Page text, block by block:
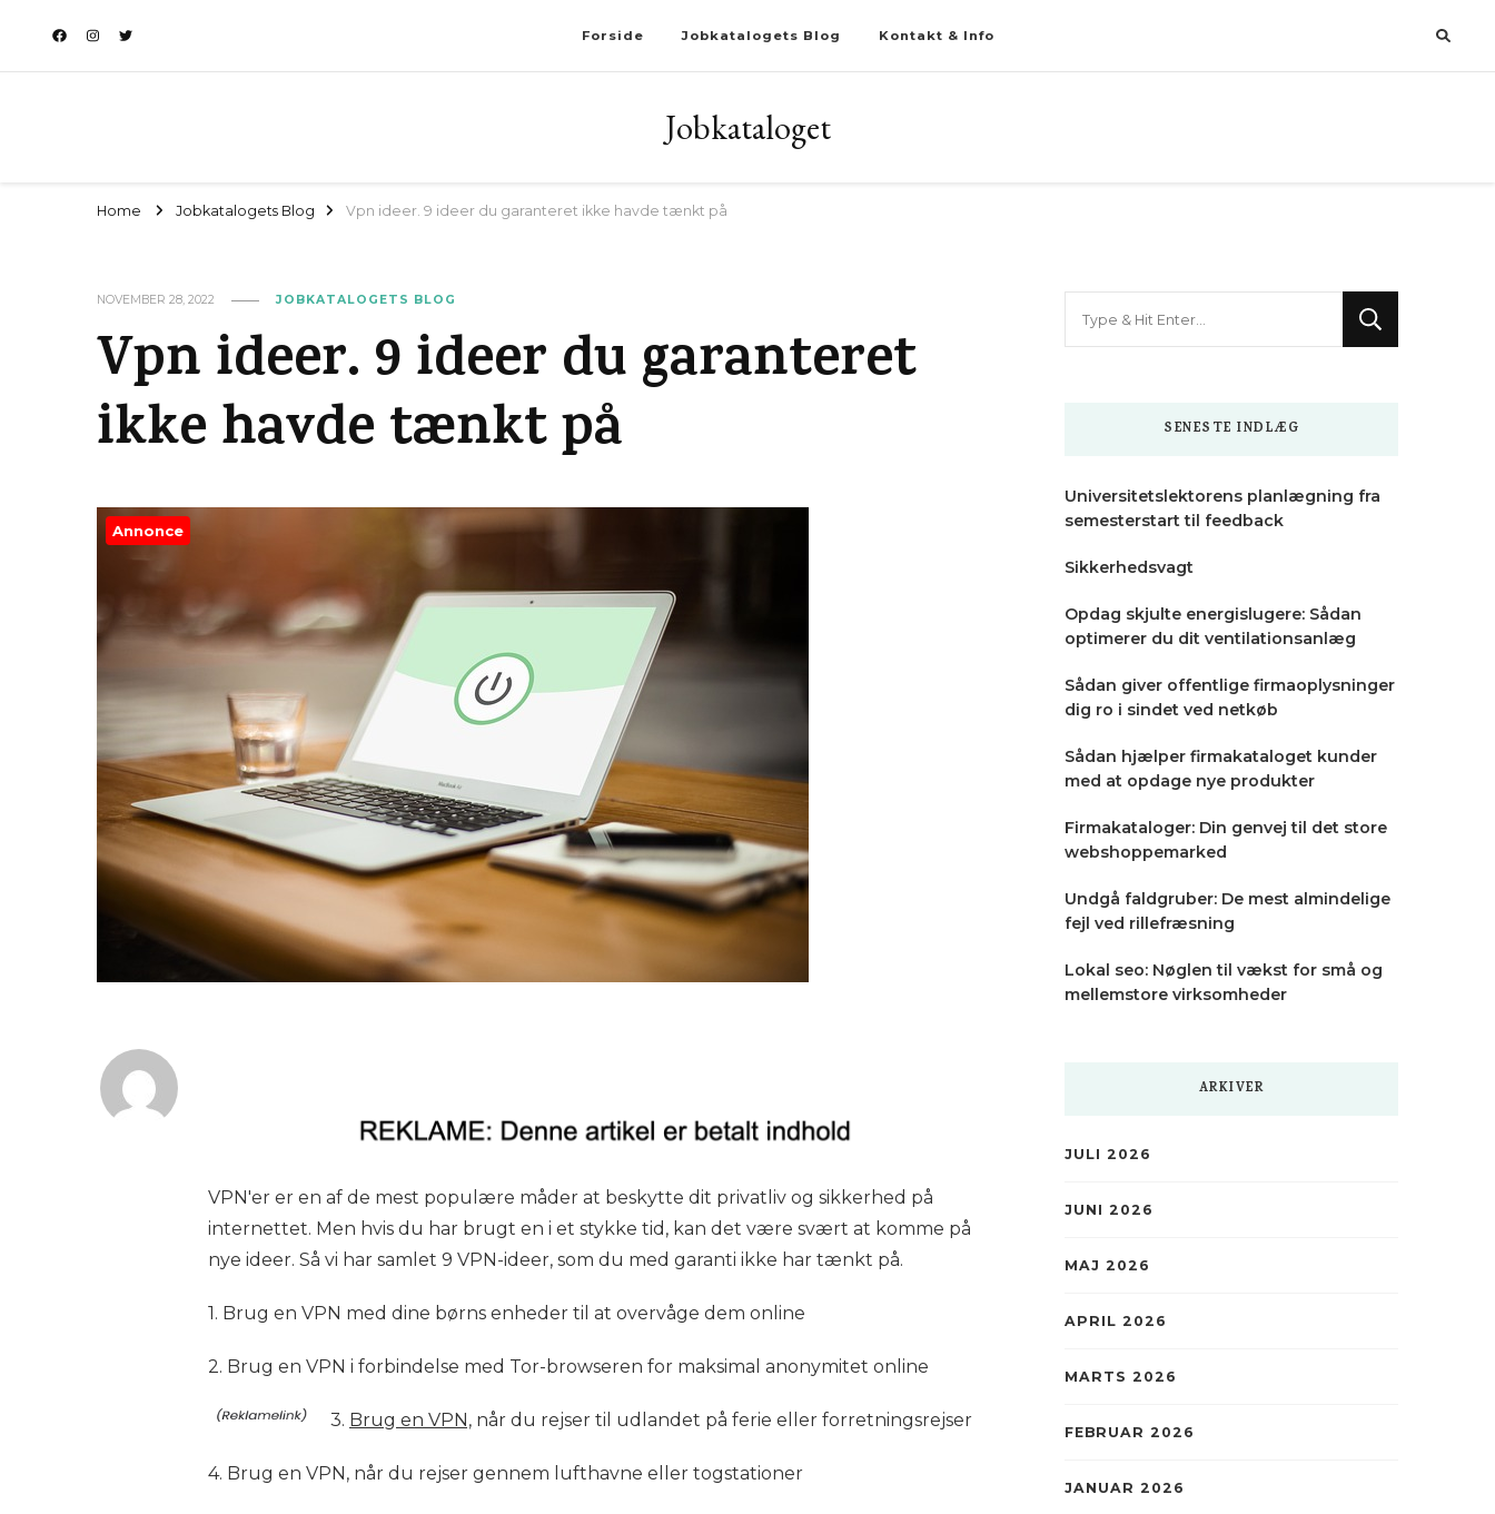
Forside Jobkatalogets Blog Kontakt & Info
Jobkataloget
Home Jobkatalogets Blog Vpn ideer. 9 ideer du garanteret ikke havde tænkt på
NOVEMBER 28, 2022 JOBKATALOGETS BLOG
Vpn ideer. 9 ideer du garanteret
ikke havde tænkt på
Annonce
VPN'er er en af de mest populære måder at beskytte dit privatliv og sikkerhed på
internettet. Men hvis du har brugt en i et stykke tid, kan det være svært at komme på
nye ideer. Så vi har samlet 9 VPN-ideer, som du med garanti ikke har tænkt på.
1. Brug en VPN med dine børns enheder til at overvåge dem online
2. Brug en VPN i forbindelse med Tor-browseren for maksimal anonymitet online
3. Brug en VPN, når du rejser til udlandet på ferie eller forretningsrejser
4. Brug en VPN, når du rejser gennem lufthavne eller togstationer
SENESTE INDLÆG
Universitetslektorens planlægning fra
semesterstart til feedback
Sikkerhedsvagt
Opdag skjulte energislugere: Sådan
optimerer du dit ventilationsanlæg
Sådan giver offentlige firmaoplysninger
dig ro i sindet ved netkøb
Sådan hjælper firmakataloget kunder
med at opdage nye produkter
Firmakataloger: Din genvej til det store
webshoppemarked
Undgå faldgruber: De mest almindelige
fejl ved rillefræsning
Lokal seo: Nøglen til vækst for små og
mellemstore virksomheder
ARKIVER
JULI 2026
JUNI 2026
MAJ 2026
APRIL 2026
MARTS 2026
FEBRUAR 2026
JANUAR 2026